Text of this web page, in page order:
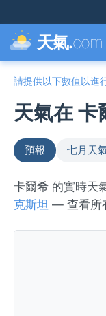
天氣.
請提供以下數值以進
天氣在
預報 七月天
卡爾希 的實時天
克斯坦 — 查看所